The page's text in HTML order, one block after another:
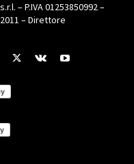
– P.IVA 01253850992 –
– Direttore